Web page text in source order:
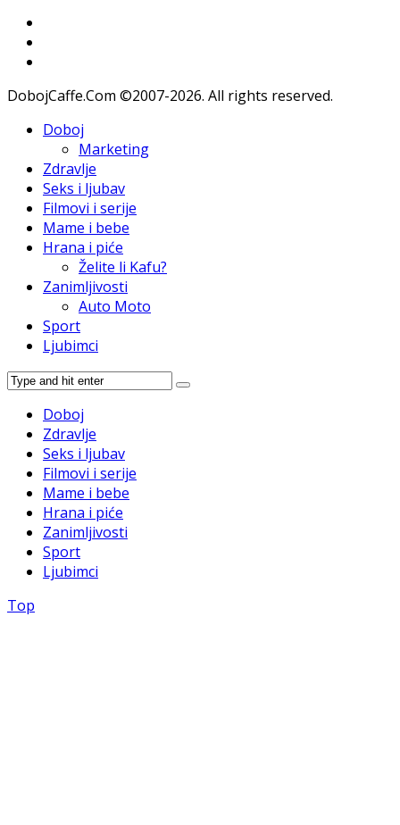
DobojCaffe.Com ©2007-2026. All rights reserved.
Doboj
Marketing
Zdravlje
Seks i ljubav
Filmovi i serije
Mame i bebe
Hrana i piće
Želite li Kafu?
Zanimljivosti
Auto Moto
Sport
Ljubimci
Doboj
Zdravlje
Seks i ljubav
Filmovi i serije
Mame i bebe
Hrana i piće
Zanimljivosti
Sport
Ljubimci
Top